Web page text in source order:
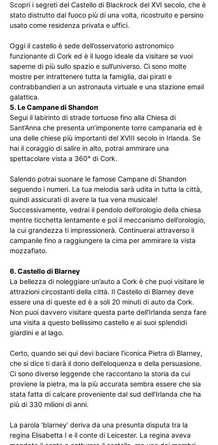
Scopri i segreti del Castello di Blackrock del XVI secolo, che è
stato distrutto dal fuoco più di una volta, ricostruito e persino
usato come residenza privata e uffici.
Oggi il castello è sede dell’osservatorio astronomico
funzionante di Cork ed è il luogo ideale da visitare se vuoi
saperne di più sullo spazio e sull’universo. Ci sono molte
mostre per intrattenere tutta la famiglia, dai pirati e
contrabbandieri a un astronauta virtuale e una stazione email
galattica.
5. Le Campane di Shandon
Segui il labirinto di strade tortuose fino alla Chiesa di
Sant’Anna che presenta un’imponente torre campanaria ed è
una delle chiese più importanti del XVIII secolo in Irlanda. Se
hai il coraggio di salire in alto, potrai ammirare una
spettacolare vista a 360° di Cork.
Salendo potrai suonare le famose Campane di Shandon
seguendo i numeri. La tua melodia sarà udita in tutta la città,
quindi assicurati di avere la tua vena musicale!
Successivamente, vedrai il pendolo dell’orologio della chiesa
mentre ticchetta lentamente e poi il meccanismo dell’orologio,
la cui grandezza ti impressionerà. Continuerai attraverso il
campanile fino a raggiungere la cima per ammirare la vista
mozzafiato.
6. Castello di Blarney
La bellezza di noleggiare un’auto a Cork è che puoi visitare le
attrazioni circostanti della città. Il Castello di Blarney deve
essere una di queste ed è a soli 20 minuti di auto da Cork.
Non puoi davvero visitare questa parte dell’Irlanda senza fare
una visita a questo bellissimo castello e ai suoi splendidi
giardini e al lago.
Certo, quando sei qui devi baciare l’iconica Pietra di Blarney,
che si dice ti darà il dono dell’eloquenza e della persuasione.
Ci sono diverse leggende che raccontano la storia da cui
proviene la pietra, ma la più accurata sembra essere che sia
stata fatta di calcare proveniente dal sud dell’Irlanda che ha
più di 330 milioni di anni.
La parola ‘blarney’ deriva da una presunta disputa tra la
regina Elisabetta I e il conte di Leicester. La regina aveva